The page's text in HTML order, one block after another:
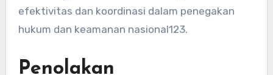
efektivitas dan koordinasi dalam penegakan
hukum dan keamanan nasional123.
Penolakan